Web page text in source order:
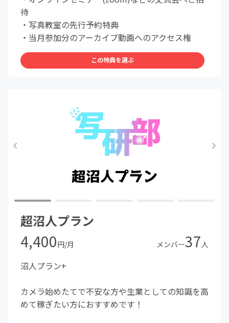
待
・写真教室の先行予約特典
・当月参加分のアーカイブ動画へのアクセス権
この特典を選ぶ
超沼人プラン
4,400円/月 メンバー37人
沼人プラン+
カメラ始めたてで不安な方や生業としての知識を高
めて稼ぎたい方におすすめです！